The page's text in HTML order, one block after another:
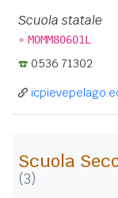
Scuola statale
» MOMM80601L
0536 71302
Scuola
(3)